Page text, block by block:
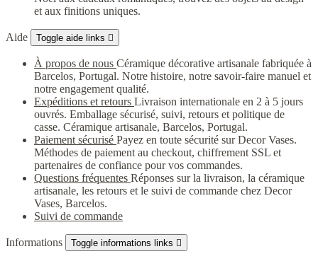
et aux finitions uniques.
Aide Toggle aide links 
À propos de nous Céramique décorative artisanale fabriquée à
Barcelos, Portugal. Notre histoire, notre savoir-faire manuel et
notre engagement qualité.
Expéditions et retours Livraison internationale en 2 à 5 jours
ouvrés. Emballage sécurisé, suivi, retours et politique de
casse. Céramique artisanale, Barcelos, Portugal.
Paiement sécurisé Payez en toute sécurité sur Decor Vases.
Méthodes de paiement au checkout, chiffrement SSL et
partenaires de confiance pour vos commandes.
Questions fréquentes Réponses sur la livraison, la céramique
artisanale, les retours et le suivi de commande chez Decor
Vases, Barcelos.
Suivi de commande
Informations Toggle informations links 